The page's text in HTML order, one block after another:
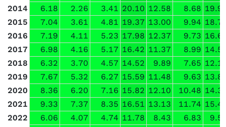
2014
6.18 2.26 3.41 20.10 12.58 8.68
2015
7.04 3.61 4.81 19.37 13.00 9.94
2016
7.19 4.11 5.23 17.98 12.37 9.73
2017
6.98 4.16 5.17 16.42 11.37 8.99
2018
6.32 3.70 4.57 14.52 9.89 7.65
2019
7.67 5.32 6.27 15.59 11.48 9.63
2020
8.36 6.20 7.16 15.82 12.10 10.48
2021
9.33 7.37 8.35 16.51 13.13 11.74
2022
6.06 4.07 4.74 11.78 8.43 6.83